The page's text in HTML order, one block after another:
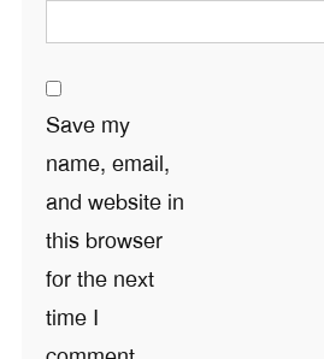
Save my
name, email,
and website in
this browser
for the next
time I